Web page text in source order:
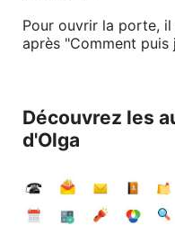
Pour ouvrir la porte,
après "Comment puis
Découvrez les
d'Olga